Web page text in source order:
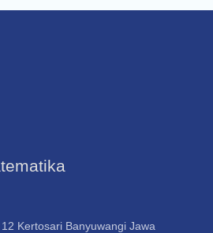
Kertosari Banyuwangi Jawa